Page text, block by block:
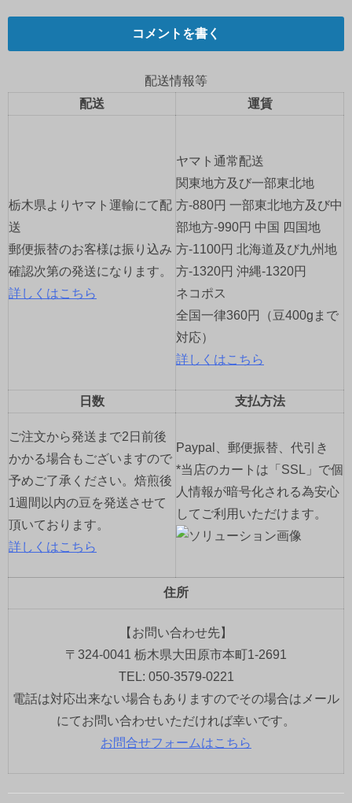
ョ
ン
コメントを書く
配送情報等
配送
運賃
栃木県よりヤマト運輸にて配
送
郵便振替のお客様は振り込み
確認次第の発送になります。
詳しくはこちら
ヤマト通常配送
関東地方及び一部東北地
方-880円 一部東北地方及び中
部地方-990円 中国 四国地
方-1100円 北海道及び九州地
方-1320円 沖縄-1320円
ネコポス
全国一律360円（豆400gまで
対応）
詳しくはこちら
日数 支払方法
ご注文から発送まで2日前後
かかる場合もございますので
予めご了承ください。焙煎後
1週間以内の豆を発送させて
頂いております。
詳しくはこちら
Paypal、郵便振替、代引き
*当店のカートは「SSL」で個
人情報が暗号化される為安心
してご利用いただけます。
住所
【お問い合わせ先】
〒324-0041 栃木県大田原市本町1-2691
TEL: 050-3579-0221
電話は対応出来ない場合もありますのでその場合はメール
にてお問い合わせいただければ幸いです。
お問合せフォームはこちら